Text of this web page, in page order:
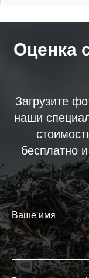
Оценка
Загрузите
наши
бесплатно
Ваше имя